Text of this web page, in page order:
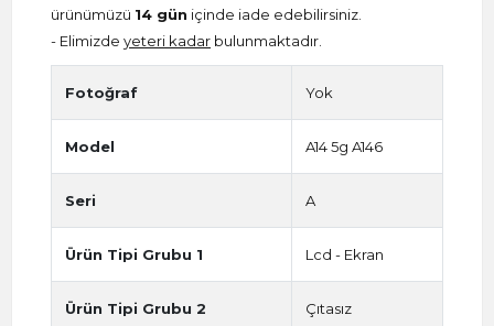
ürünümüzü 14 gün içinde iade edebilirsiniz.
- Elimizde yeteri kadar bulunmaktadır.
Fotoğraf Yok
Model A14 5g A146
Seri A
Ürün Tipi Grubu 1 Lcd - Ekran
Ürün Tipi Grubu 2 Çıtasız